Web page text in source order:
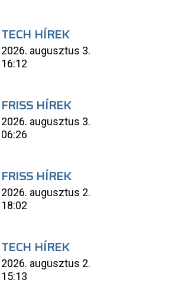
TECH HÍREK
2026. augusztus 3.
16:12
FRISS HÍREK
2026. augusztus 3.
06:26
FRISS HÍREK
2026. augusztus 2.
18:02
TECH HÍREK
2026. augusztus 2.
15:13